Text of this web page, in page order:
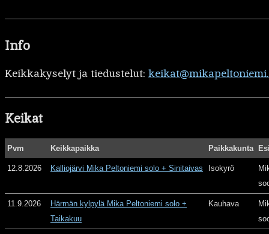
Info
Keikkakyselyt ja tiedustelut:
Keikat
Pvm Keikkapaikka Paikkakunta
12.8.2026 Kalliojärvi Mika Peltoniemi solo + Sinitaivas Isokyrö
11.9.2026
Härmän kylpylä Mika Peltoniemi solo +
Taikakuu
Kauhava